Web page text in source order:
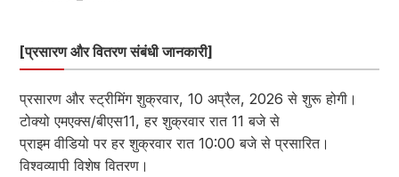
[प्रसारण और वितरण संबंधी जानकारी]
प्रसारण और स्ट्रीमिंग शुक्रवार, 10 अप्रैल, 2026 से शुरू होगी।
टोक्यो एमएक्स/बीएस11, हर शुक्रवार रात 11 बजे से
प्राइम वीडियो पर हर शुक्रवार रात 10:00 बजे से प्रसारित।
विश्वव्यापी विशेष वितरण।